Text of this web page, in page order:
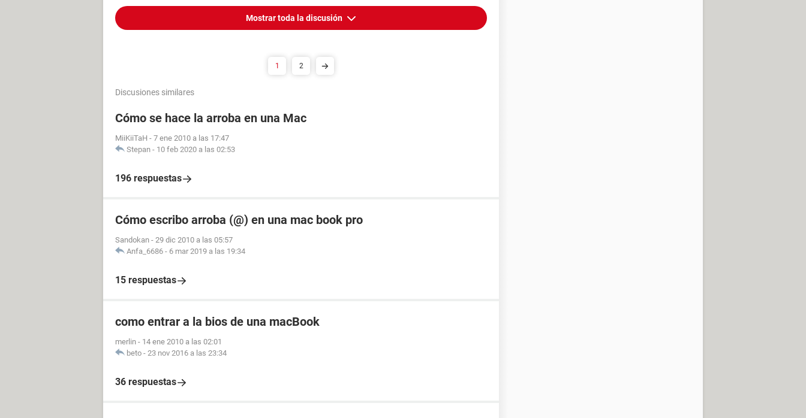
Mostrar toda la discusión
1 2
Discusiones similares
Cómo se hace la arroba en una Mac
MiiKiiTaH - 7 ene 2010 a las 17:47
Stepan - 10 feb 2020 a las 02:53
196 respuestas
Cómo escribo arroba (@) en una mac book pro
Sandokan - 29 dic 2010 a las 05:57
Anfa_6686 - 6 mar 2019 a las 19:34
15 respuestas
como entrar a la bios de una macBook
merlin - 14 ene 2010 a las 02:01
beto - 23 nov 2016 a las 23:34
36 respuestas